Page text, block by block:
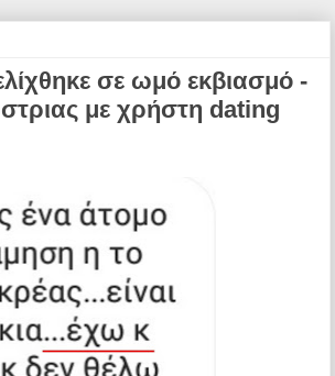
σε ωμό εκβιασμό -
με χρήστη dating